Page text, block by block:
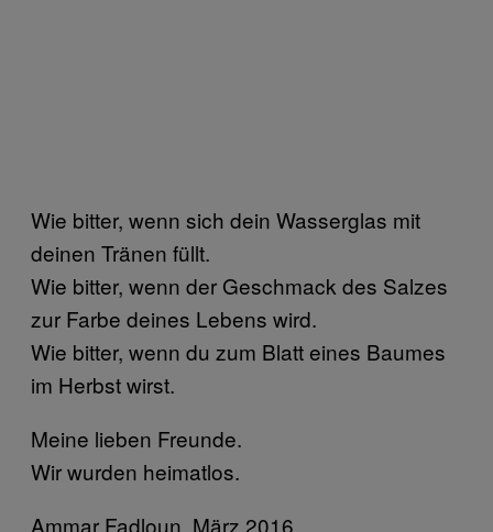
Wie bitter, wenn sich dein Wasserglas mit
deinen Tränen füllt.
Wie bitter, wenn der Geschmack des Salzes
zur Farbe deines Lebens wird.
Wie bitter, wenn du zum Blatt eines Baumes
im Herbst wirst.
Meine lieben Freunde.
Wir wurden heimatlos.
Ammar Fadloun, März 2016